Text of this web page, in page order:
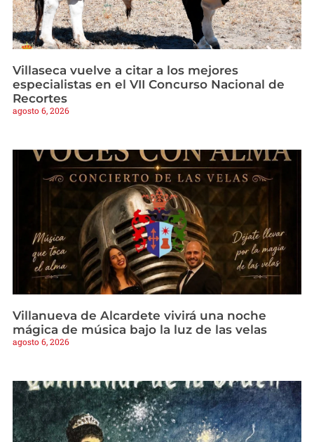
Villaseca vuelve a citar a los mejores
especialistas en el VII Concurso Nacional de
Recortes
agosto 6, 2026
Villanueva de Alcardete vivirá una noche
mágica de música bajo la luz de las velas
agosto 6, 2026